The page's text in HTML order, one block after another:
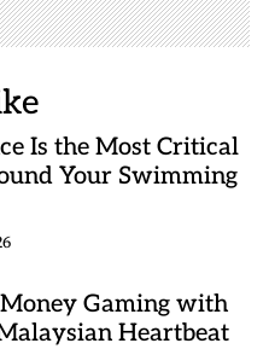
Is the Most Critical
Your Swimming
Gaming with
Heartbeat